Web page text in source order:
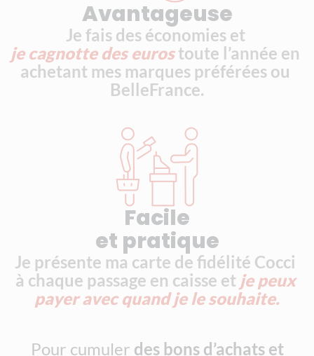
Avantageuse
Je fais des économies et
je cagnotte des euros toute l’année en
achetant mes marques préférées ou
BelleFrance.
Facile
et pratique
Je présente ma carte de fidélité Cocci
à chaque passage en caisse et je peux
payer avec quand je le souhaite.
Pour cumuler des bons d’achats et